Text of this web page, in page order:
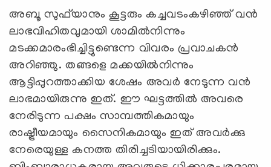
അബൂ സുഫ്‌യാനും കൂട്ടരും കച്ചവടംകഴിഞ്ഞ് വന്‍
ലാഭവിഹിതവുമായി ശാമില്‍നിന്നും
മടക്കമാരംഭിച്ചിട്ടുണ്ടെന്ന വിവരം പ്രവാചകന്‍
അറിഞ്ഞു. തങ്ങളെ മക്കയില്‍നിന്നും
ആട്ടിപ്പുറത്താക്കിയ ശേഷം അവര്‍ നേടുന്ന വന്‍
ലാഭമായിരുന്നു ഇത്. ഈ ഘട്ടത്തില്‍ അവരെ
നേരിടുന്ന പക്ഷം സാമ്പത്തികമായും
രാഷ്ട്രീയമായും സൈനികമായും ഇത് അവര്‍ക്കു
നേരെയുള്ള കനത്ത തിരിച്ചടിയായിരിക്കും.